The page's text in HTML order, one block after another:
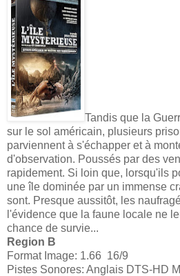
Tandis que la
sur le sol américain, plusieurs
parviennent à s'échapper et à
d'observation. Poussés par des
rapidement. Si loin que, lorsqu'ils
une île dominée par un immense
sont. Presque aussitôt, les
l'évidence que la faune locale ne
chance de survie...
Region B
Format Image: 1.66 16/9
Pistes Sonores: Anglais DTS-HD